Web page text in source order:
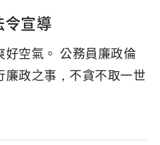
令宣導
好空氣。 公務員廉政倫
政之事，不貪不取一世